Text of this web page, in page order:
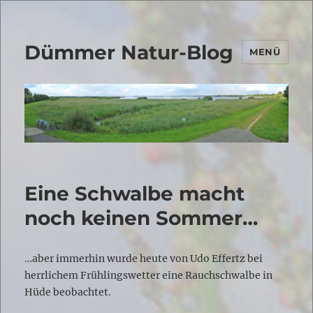
Dümmer Natur-Blog MENÜ
Eine Schwalbe macht
noch keinen Sommer…
…aber immerhin wurde heute von Udo Effertz bei
herrlichem Frühlingswetter eine Rauchschwalbe in
Hüde beobachtet.